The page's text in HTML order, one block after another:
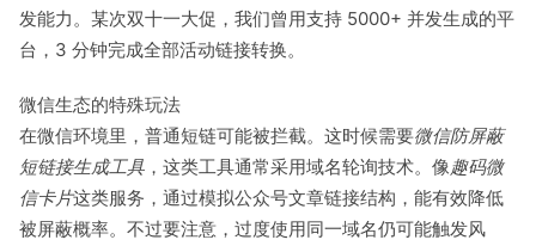
发能力。某次双十一大促，我们曾用支持 5000+ 并发生成的平
台，3 分钟完成全部活动链接转换。
微信生态的特殊玩法
在微信环境里，普通短链可能被拦截。这时候需要微信防屏蔽
短链接生成工具 ，这类工具通常采用域名轮询技术。像趣码微
信卡片这类服务，通过模拟公众号文章链接结构，能有效降低
被屏蔽概率。不过要注意，过度使用同一域名仍可能触发风